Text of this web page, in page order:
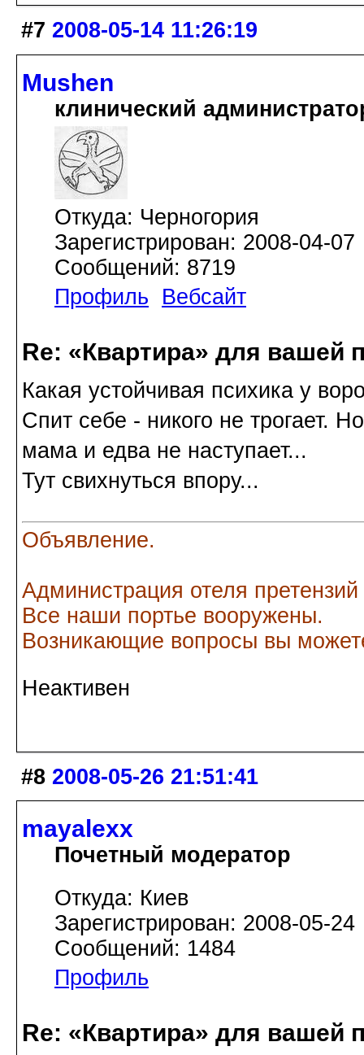
#7 2008-05-14 11:26:19
Mushen
клинический
Откуда: Черногория
Зарегистрирован: 2008-04-07
Сообщений: 8719
Профиль
Вебсайт
Re: «Квартира» для вашей
Какая устойчивая психика у
Спит себе - никого не трогает.
мама и едва не наступает...
Тут свихнуться впору...
Объявление.
Администрация отеля
Все наши портье вооружены.
Возникающие вопросы вы
Неактивен
#8 2008-05-26 21:51:41
mayalexx
Почетный модератор
Откуда: Киев
Зарегистрирован: 2008-05-24
Сообщений: 1484
Профиль
Re: «Квартира» для вашей